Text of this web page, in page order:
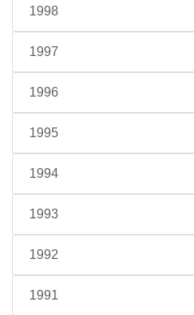
1998
1997
1996
1995
1994
1993
1992
1991